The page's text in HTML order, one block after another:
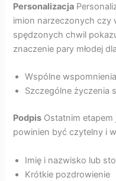
Personalizacja
imion narzeczonych czy
spędzonych chwil
znaczenie pary młodej
Wspólne wspomnienia
Szczególne życzenia
Podpis Ostatnim
powinien być czytelny i
Imię i nazwisko lub
Krótkie pozdrowienie